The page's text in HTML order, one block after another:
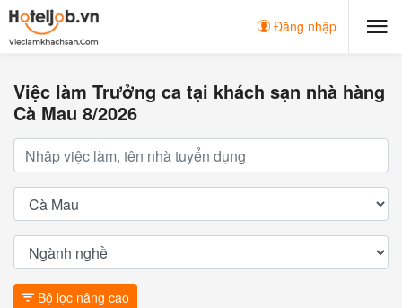
Đăng nhập
Việc làm Trưởng ca tại khách sạn nhà hàng
Cà Mau 8/2026
Bộ lọc nâng cao